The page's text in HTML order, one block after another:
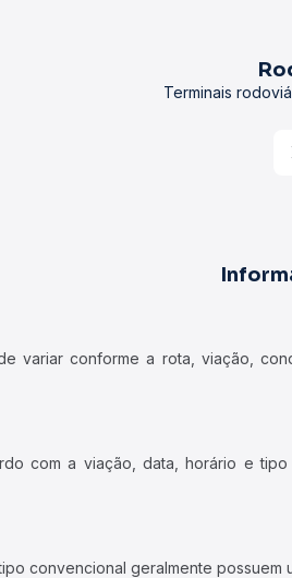
Terminais
variar conforme a rota, viação,
com a viação, data, horário e
convencional geralmente possuem